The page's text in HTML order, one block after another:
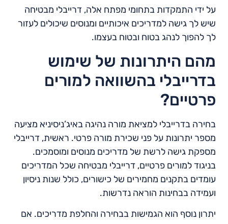
על ידי התמקדות בתחומי מפתח אלה, דרייבלי מבטיחה
שיש לך גישה למדריכים איכותיים ומנוסים שיכולים לעזור
לך להפוך לנהג בטוח ובטוח בעצמו.
מהם היתרונות של שימוש
בדרייבלי בהשוואה למורים
פרטיים?
בחירה בדרייבלי למציאת מורה נהיגה באיג’ניסיניא מציעה
מספר יתרונות על פני שכירת מורה פרטי. ראשית, דרייבלי
מספקת גישה לרשת של מדריכים מנוסים ומוסמכים.
בניגוד למורים פרטיים, דרייבלי מבטיחה שכל המדריכים
עומדים בתקנים מחמירים של כישורים, כולל שנות ניסיון
ועמידה בבחינות הוראה נדרשות.
יתרון נוסף הוא הגמישות בבחירה והחלפת מדריכים. אם